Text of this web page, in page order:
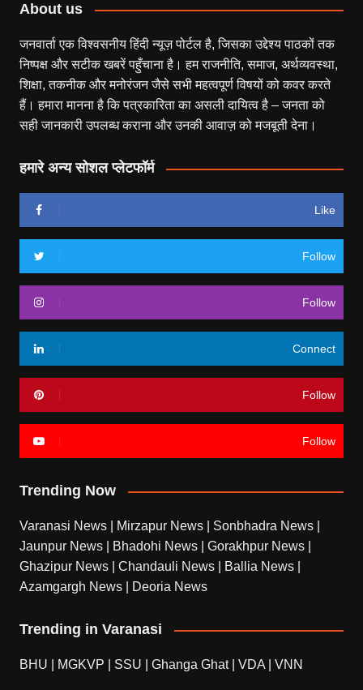
About us
जनवार्ता एक विश्वसनीय हिंदी न्यूज़ पोर्टल है, जिसका उद्देश्य पाठकों तक
निष्पक्ष और सटीक खबरें पहुँचाना है। हम राजनीति, समाज, अर्थव्यवस्था,
शिक्षा, तकनीक और मनोरंजन जैसे सभी महत्वपूर्ण विषयों को कवर करते
हैं। हमारा मानना है कि पत्रकारिता का असली दायित्व है – जनता को
सही जानकारी उपलब्ध कराना और उनकी आवाज़ को मजबूती देना।
हमारे अन्य सोशल प्लेटफॉर्म
Like
Follow
Follow
Connect
Follow
Follow
Trending Now
Varanasi News Mirzapur News Sonbhadra News
Jaunpur News
Bhadohi News Gorakhpur News
Ghazipur News
Chandauli News Ballia News
Azamgargh News
Deoria News
Trending in Varanasi
BHU MGKVP SSU Ghanga Ghat| VDA VNN